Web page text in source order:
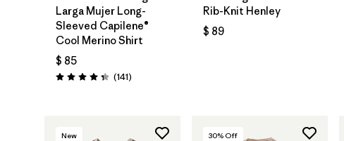
Larga Mujer Long-
Sleeved Capilene®
Cool Merino Shirt
$ 85
Valoración: 4.4 / 5
(141Comentarios
)
Rib-Knit Henley
$ 89
New 30% Off